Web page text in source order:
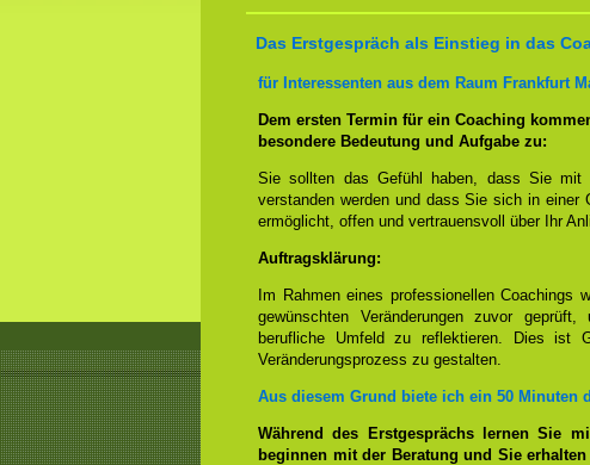
Das Erstgespräch als Einstieg in das
für Interessenten aus dem Raum Frankfurt
Dem ersten Termin für ein Coaching
besondere Bedeutung und Aufgabe zu:
Sie sollten das Gefühl haben, dass Sie mit
verstanden werden und dass Sie sich in einer
ermöglicht, offen und vertrauensvoll über Ihr
Auftragsklärung:
Im Rahmen eines professionellen Coachings
gewünschten Veränderungen zuvor
berufliche Umfeld zu reflektieren. Dies ist
Veränderungsprozess zu gestalten.
Aus diesem Grund biete ich ein 50 Minuten
Während des Erstgesprächs lernen Sie
beginnen mit der Beratung und Sie